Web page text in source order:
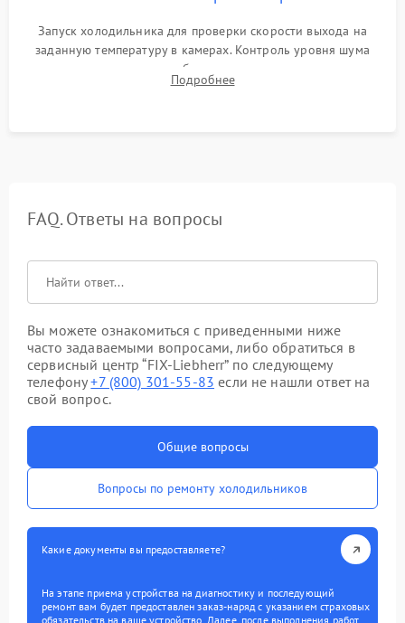
Запуск холодильника для проверки скорости выхода на
заданную температуру в камерах. Контроль уровня шума
компрессора, отсутствия обмерзания стенок и корректного
срабатывания системы автоматической оттайки.
Подробнее
FAQ. Ответы на вопросы
Вы можете ознакомиться с приведенными ниже
часто задаваемыми вопросами, либо обратиться в
сервисный центр “FIX-Liebherr” по следующему
телефону+7 (800) 301-55-83 если не нашли ответ на
свой вопрос.
Общие вопросы
Вопросы по ремонту холодильников
Какие документы вы предоставляете?
На этапе приема устройства на диагностику и последующий
ремонт вам будет предоставлен заказ-наряд с указанием страховых
обязательств на ваше устройство. Далее, после выполнения работ